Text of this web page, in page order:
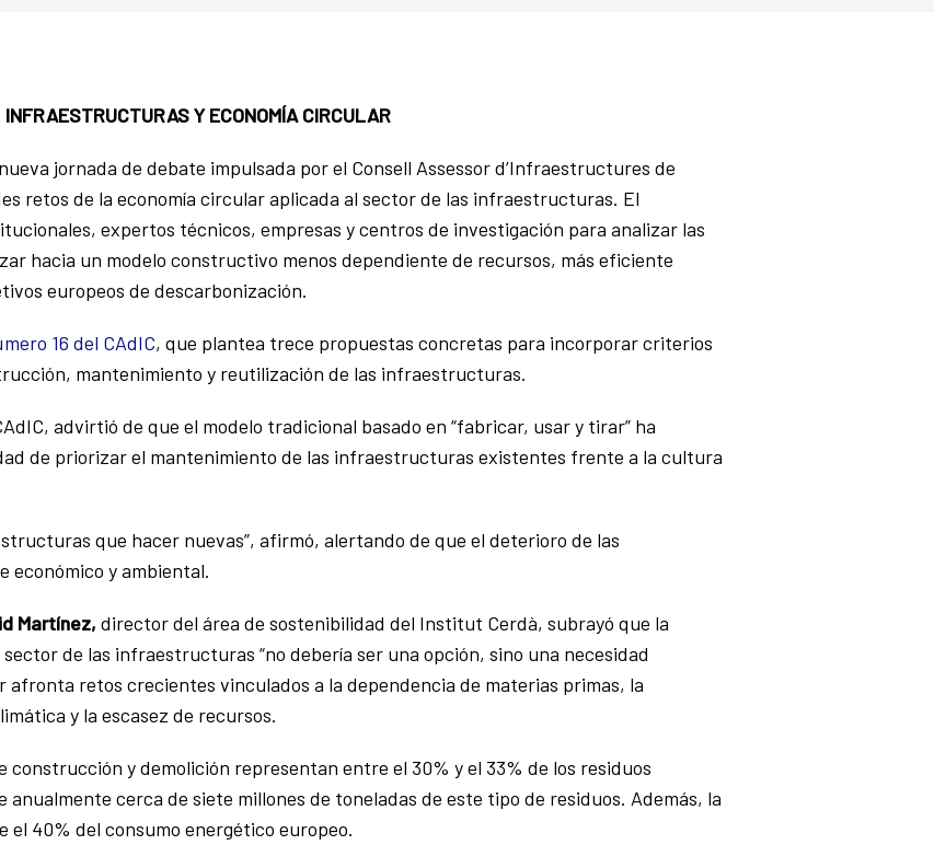
INFRAESTRUCTURAS Y ECONOMÍA CIRCULAR
jornada de debate impulsada por el Consell Assessor d’Infraestructures de
retos de la economía circular aplicada al sector de las infraestructuras. El
expertos técnicos, empresas y centros de investigación para analizar las
hacia un modelo constructivo menos dependiente de recursos, más eficiente
europeos de descarbonización.
16 del CAdIC, que plantea trece propuestas concretas para incorporar criterios
mantenimiento y reutilización de las infraestructuras.
advirtió de que el modelo tradicional basado en “fabricar, usar y tirar” ha
de priorizar el mantenimiento de las infraestructuras existentes frente a la cultura
que hacer nuevas”, afirmó, alertando de que el deterioro de las
económico y ambiental.
Martínez,director del área de sostenibilidad del Institut Cerdà, subrayó que la
de las infraestructuras “no debería ser una opción, sino una necesidad
afronta retos crecientes vinculados a la dependencia de materias primas, la
y la escasez de recursos.
construcción y demolición representan entre el 30% y el 33% de los residuos
cerca de siete millones de toneladas de este tipo de residuos. Además, la
40% del consumo energético europeo.